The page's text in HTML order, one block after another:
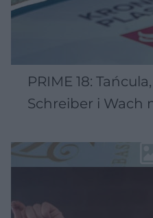
PRIME 18:
Schreiber i Wach